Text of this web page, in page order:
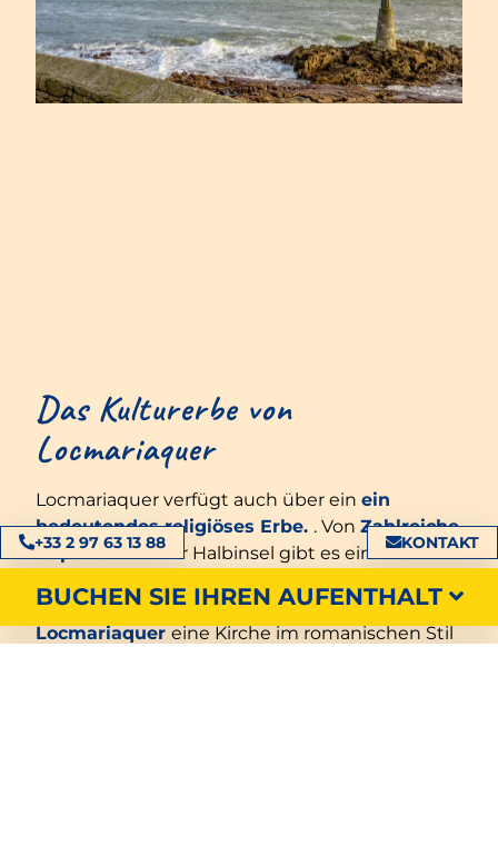
+33 2 97 63 13 88 KONTAKT
BUCHEN SIE IHREN AUFENTHALT
Das Kulturerbe von
Locmariaquer
Locmariaquer verfügt auch über ein ein
bedeutendes religiöses Erbe. . Von Zahlreiche
Kapellen Auf der Halbinsel gibt es eine Reihe
Kirche von Locarno. Kirche Notre-Dame de
Locmariaquer eine Kirche im romanischen Stil